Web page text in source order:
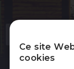
Inscrivez-
Ce site
cookies